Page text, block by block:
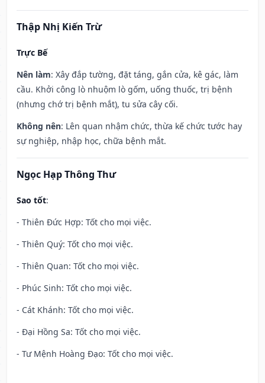
Thập Nhị Kiến Trừ
Trực Bế
Nên làm: Xây đắp tường, đặt táng, gắn cửa, kê gác, làm
cầu. Khởi công lò nhuộm lò gốm, uống thuốc, trị bệnh
(nhưng chớ trị bệnh mắt), tu sửa cây cối.
Không nên: Lên quan nhậm chức, thừa kế chức tước hay
sự nghiệp, nhập học, chữa bệnh mắt.
Ngọc Hạp Thông Thư
Sao tốt:
- Thiên Đức Hợp: Tốt cho mọi việc.
- Thiên Quý: Tốt cho mọi việc.
- Thiên Quan: Tốt cho mọi việc.
- Phúc Sinh: Tốt cho mọi việc.
- Cát Khánh: Tốt cho mọi việc.
- Đại Hồng Sa: Tốt cho mọi việc.
- Tư Mệnh Hoàng Đạo: Tốt cho mọi việc.